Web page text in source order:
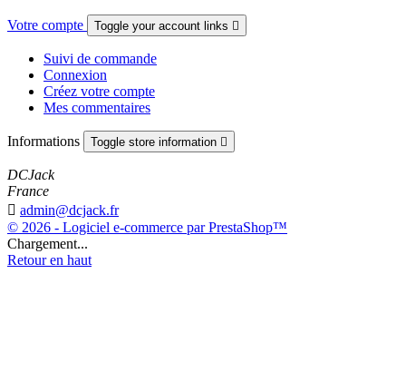
Votre compte Toggle your account links 
Suivi de commande
Connexion
Créez votre compte
Mes commentaires
Informations Toggle store information 
DCJack
France
 admin@dcjack.fr
© 2026 - Logiciel e-commerce par PrestaShop™
Chargement...
Retour en haut